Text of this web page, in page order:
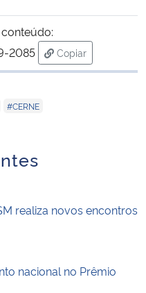
2085
Copiar
para área de
#CERNE
realiza novos encontros
nacional no Prêmio